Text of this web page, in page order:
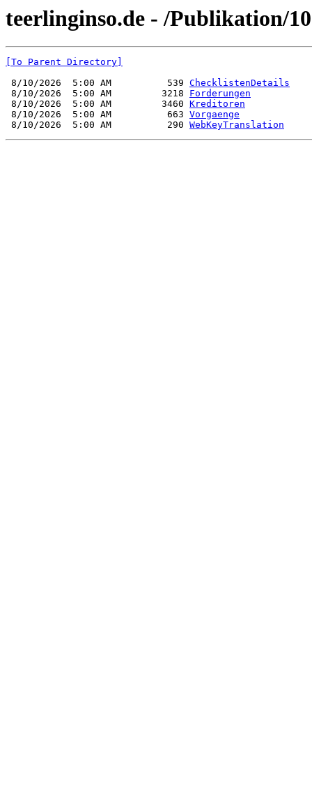
teerlinginso.de - /Publikation/
[To Parent Directory]
8/10/2026  5:00 AM          539 ChecklistenDetails
8/10/2026  5:00 AM         3218 Forderungen
8/10/2026  5:00 AM         3460 Kreditoren
8/10/2026  5:00 AM          663 Vorgaenge
8/10/2026  5:00 AM          290 WebKeyTranslation